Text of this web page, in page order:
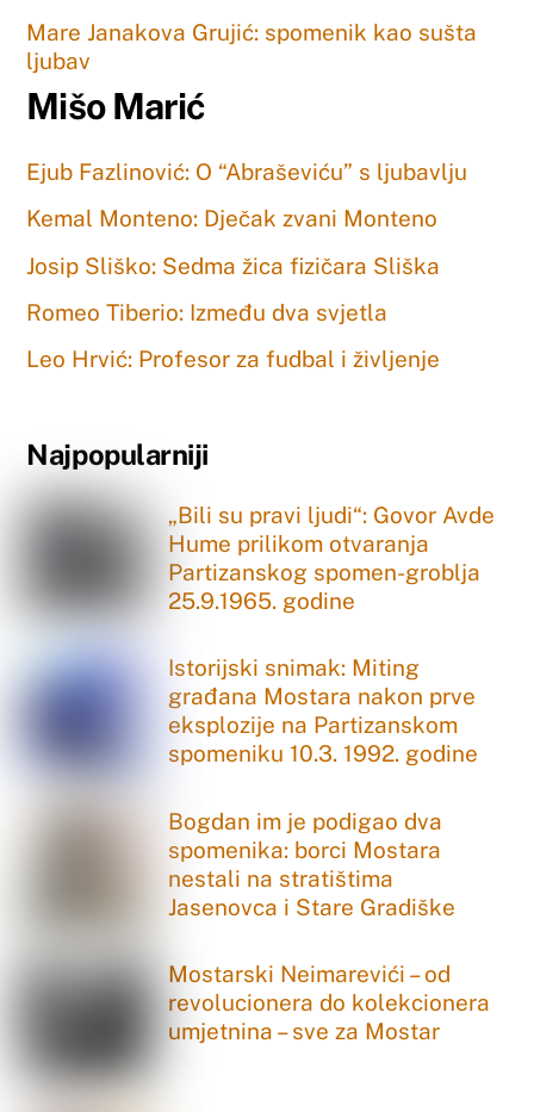
Mare Janakova Grujić: spomenik kao sušta
ljubav
Mišo Marić
Ejub Fazlinović: O “Abraševiću” s ljubavlju
Kemal Monteno: Dječak zvani Monteno
Josip Sliško: Sedma žica fizičara Sliška
Romeo Tiberio: Između dva svjetla
Leo Hrvić: Profesor za fudbal i življenje
Najpopularniji
„Bili su pravi ljudi“: Govor Avde
Hume prilikom otvaranja
Partizanskog spomen-groblja
25.9.1965. godine
Istorijski snimak: Miting
građana Mostara nakon prve
eksplozije na Partizanskom
spomeniku 10.3. 1992. godine
Bogdan im je podigao dva
spomenika: borci Mostara
nestali na stratištima
Jasenovca i Stare Gradiške
Mostarski Neimarevići – od
revolucionera do kolekcionera
umjetnina – sve za Mostar